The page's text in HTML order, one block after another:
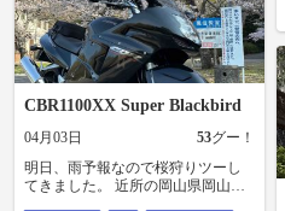
#中型外車倶楽部 #石橋 #桜 #桜とバ
イク #石橋とバイク
CBR1100XX Super Blackbird
04月03日 53グー！
明日、雨予報なので桜狩りツーし
てきました。 近所の岡山県岡山市